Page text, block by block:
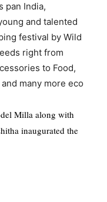
pan India,
and talented
festival by Wild
right from
to Food,
many more eco
Milla along with
inaugurated the